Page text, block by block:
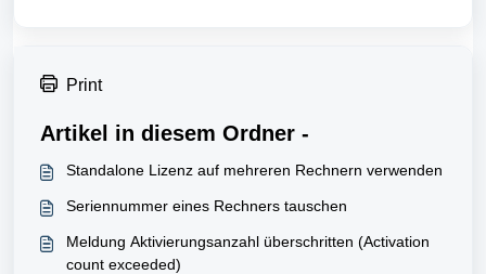
Print
Artikel in diesem Ordner -
Standalone Lizenz auf mehreren Rechnern verwenden
Seriennummer eines Rechners tauschen
Meldung Aktivierungsanzahl überschritten (Activation
count exceeded)